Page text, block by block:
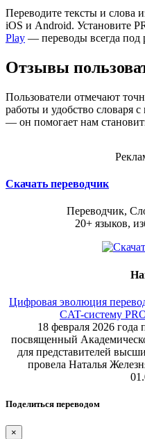
Переводите тексты и слова
iOS и Android. Установите
Play — переводы всегда под
Отзывы
Пользователи отмечают
работы и удобство словаря
— он помогает нам
Скачать переводчик
Переводчик,
20+ языков,
Цифровая эволюция
CAT-систему
18 февраля 2026 года
посвященный
для представителей
провела Наталья
Поделиться переводом
×